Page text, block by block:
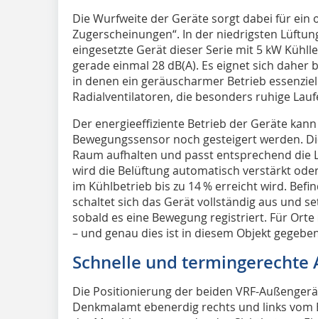
Die Wurfweite der Geräte sorgt dabei für ein
Zugerscheinungen“. In der niedrigsten
eingesetzte Gerät dieser Serie mit 5 kW
gerade einmal 28 dB(A). Es eignet sich
in denen ein geräuscharmer Betrieb
Radialventilatoren, die besonders ruhige
Der energieeffiziente Betrieb der Geräte
Bewegungssensor noch gesteigert werden.
Raum aufhalten und passt entsprechend die
wird die Belüftung automatisch verstärkt
im Kühlbetrieb bis zu 14 % erreicht wird.
schaltet sich das Gerät vollständig aus und
sobald es eine Bewegung registriert. Für
– und genau dies ist in diesem Objekt
Schnelle und termingerechte
Die Positionierung der beiden VRF-
Denkmalamt ebenerdig rechts und links